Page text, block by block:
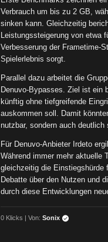
Verbrauch um bis zu 2 GB,
sinken kann. Gleichzeitig
Leistungssteigerung von
Verbesserung der Frametime-
Spielerlebnis sorgt.
Parallel dazu arbeitet die
Denuvo-Bypasses. Ziel ist ein
künftig ohne tiefgreifende
auskommen soll. Damit
nutzbar, sondern auch deutlich
Für Denuvo-Anbieter Irdeto
Während immer mehr aktuelle
gleichzeitig die Einstiegshürde
Debatte über den Nutzen und
durch diese Entwicklungen
0 Klicks | Von:Sonix